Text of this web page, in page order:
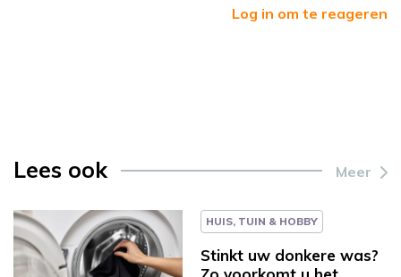
Log in om te reageren
Lees ook Meer
HUIS, TUIN & HOBBY
Stinkt uw donkere was?